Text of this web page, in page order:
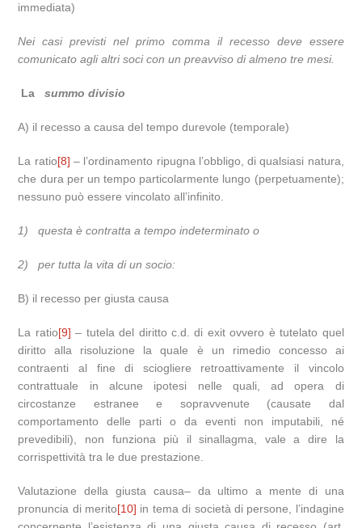
immediata)
Nei casi previsti nel primo comma il recesso deve essere
comunicato agli altri soci con un preavviso di almeno tre mesi.
Lasummo divisio
A) il recesso a causa del tempo durevole (temporale)
La ratio[8] – l’ordinamento ripugna l’obbligo, di qualsiasi natura,
che dura per un tempo particolarmente lungo (perpetuamente);
nessuno può essere vincolato all’infinito.
1)questa è contratta a tempo indeterminato o
2)per tutta la vita di un socio:
B) il recesso per giusta causa
La ratio[9] – tutela del diritto c.d. di exit ovvero è tutelato quel
diritto alla risoluzione la quale è un rimedio concesso ai
contraenti al fine di sciogliere retroattivamente il vincolo
contrattuale in alcune ipotesi nelle quali, ad opera di
circostanze estranee e sopravvenute (causate dal
comportamento delle parti o da eventi non imputabili, né
prevedibili), non funziona più il sinallagma, vale a dire la
corrispettività tra le due prestazione.
Valutazione della giusta causa– da ultimo a mente di una
pronuncia di merito[10] in tema di società di persone, l’indagine